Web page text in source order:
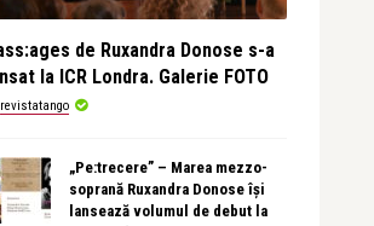
de Ruxandra Donose s-a
la ICR Londra. Galerie FOTO
revistatango
„Pe:trecere” – Marea mezzo-
soprană Ruxandra Donose își
lansează volumul de debut la